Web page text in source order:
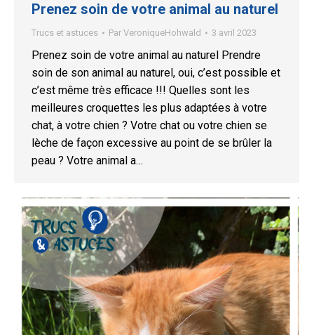
Prenez soin de votre animal au naturel
Trucs et astuces Par VeroniqueHohwald 3 avril 2023
Prenez soin de votre animal au naturel Prendre
soin de son animal au naturel, oui, c’est possible et
c’est même très efficace !!! Quelles sont les
meilleures croquettes les plus adaptées à votre
chat, à votre chien ? Votre chat ou votre chien se
lèche de façon excessive au point de se brûler la
peau ? Votre animal a…